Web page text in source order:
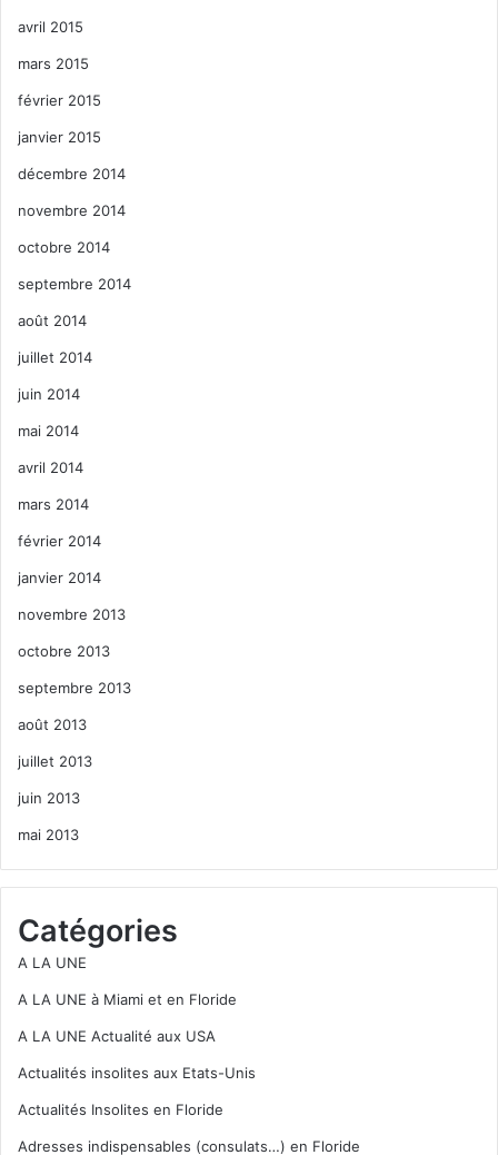
avril 2015
mars 2015
février 2015
janvier 2015
décembre 2014
novembre 2014
octobre 2014
septembre 2014
août 2014
juillet 2014
juin 2014
mai 2014
avril 2014
mars 2014
février 2014
janvier 2014
novembre 2013
octobre 2013
septembre 2013
août 2013
juillet 2013
juin 2013
mai 2013
Catégories
A LA UNE
A LA UNE à Miami et en Floride
A LA UNE Actualité aux USA
Actualités insolites aux Etats-Unis
Actualités Insolites en Floride
Adresses indispensables (consulats…) en Floride